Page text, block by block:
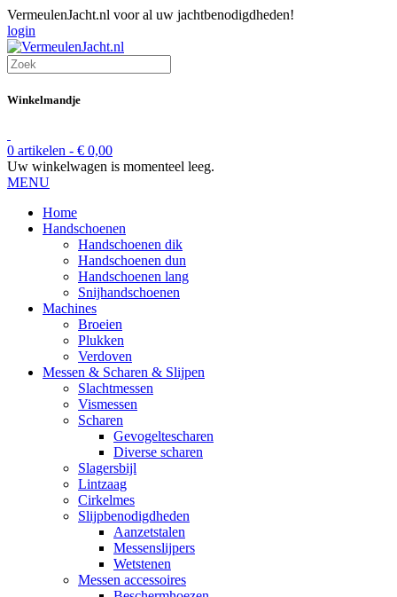
VermeulenJacht.nl voor al uw jachtbenodigdheden!
login
Winkelmandje
0 artikelen - € 0,00
Uw winkelwagen is momenteel leeg.
MENU
Home
Handschoenen
Handschoenen dik
Handschoenen dun
Handschoenen lang
Snijhandschoenen
Machines
Broeien
Plukken
Verdoven
Messen & Scharen & Slijpen
Slachtmessen
Vismessen
Scharen
Gevogeltescharen
Diverse scharen
Slagersbijl
Lintzaag
Cirkelmes
Slijpbenodigdheden
Aanzetstalen
Messenslijpers
Wetstenen
Messen accessoires